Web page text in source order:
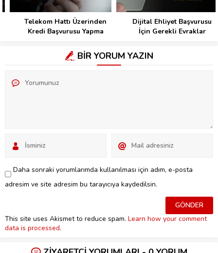
Telekom Hattı Üzerinden
Kredi Başvurusu Yapma
Dijital Ehliyet Başvurusu
İçin Gerekli Evraklar
BİR YORUM YAZIN
Daha sonraki yorumlarımda kullanılması için adım, e-posta
adresim ve site adresim bu tarayıcıya kaydedilsin.
This site uses Akismet to reduce spam. Learn how your comment
data is processed.